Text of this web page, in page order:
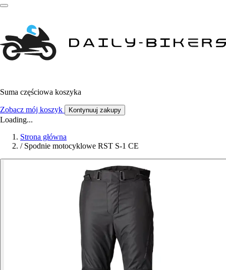
Suma częściowa koszyka
Zobacz mój koszyk Kontynuuj zakupy
Loading...
Strona główna
/ Spodnie motocyklowe RST S-1 CE